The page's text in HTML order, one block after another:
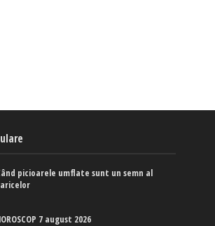
picioarele umflate sunt un semn al
7 august 2026